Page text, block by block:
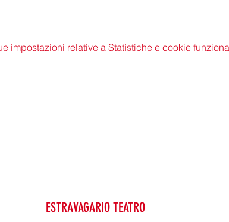
impostazioni relative a Statistiche e cookie
ESTRAVAGARIO TEATRO